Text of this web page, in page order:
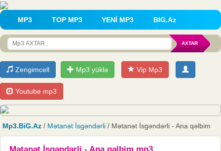
MP3 TOP MP3 YENİ MP3 BIG.Az
Zengimcell Mp3 yüklə Vip Mp3
Youtube mp3
Mp3.BiG.Az / Mətanət İsgəndərli / Mətanət İsgəndərli - Ana qəlbim